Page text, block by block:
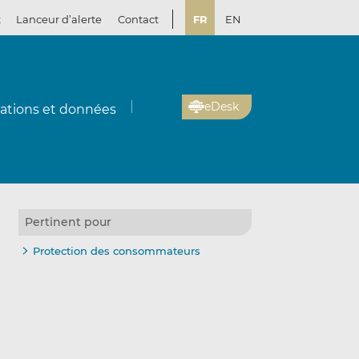
Lanceur d’alerte Contact FR EN
et données eDesk
Pertinent pour
Protection des consommateurs